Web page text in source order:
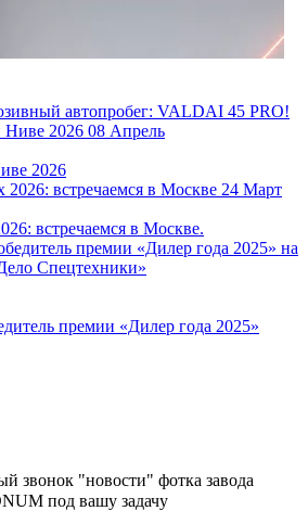
автопробег: VALDAI 45 PRO!
08 Апрель
2026
24 Март
встречаемся в Москве.
премии «Дилер года 2025»
под вашу задачу